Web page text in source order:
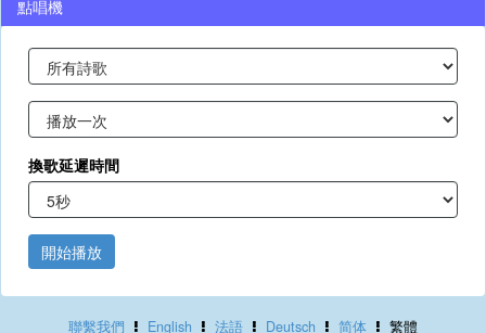
點唱機
換歌延遲時間
開始播放
聯繫我們 English 法語 Deutsch 简体 繁體